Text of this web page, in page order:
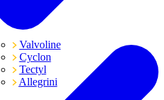
Valvoline
Cyclon
Tectyl
Allegrini